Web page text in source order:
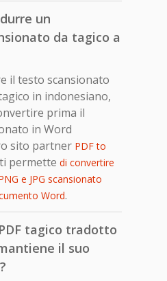
un
da tagico a
il testo scansionato
in indonesiano,
prima il
in Word
sito partner PDF to
permette di convertire
e JPG scansionato
Word.
tagico tradotto
il suo